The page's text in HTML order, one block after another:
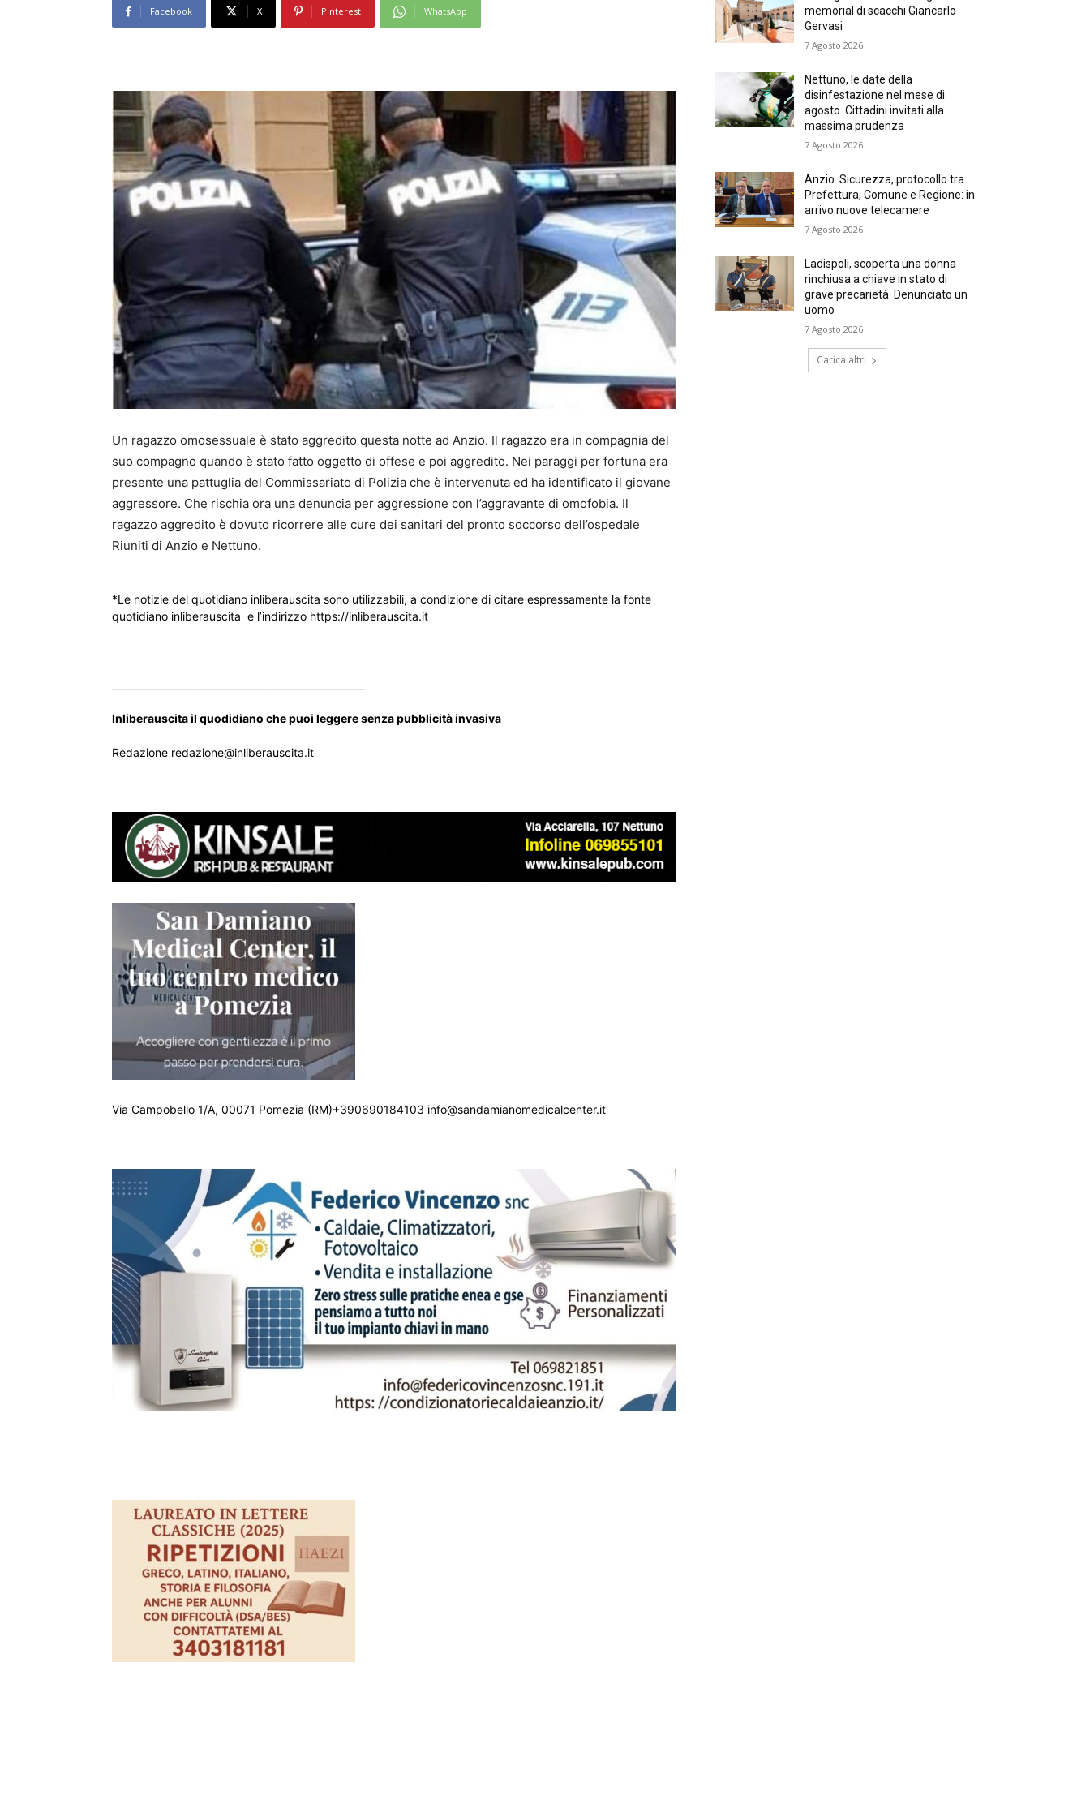
Facebook X Pinterest WhatsApp
Un ragazzo omosessuale è stato aggredito questa notte ad Anzio. Il ragazzo era in compagnia del
suo compagno quando è stato fatto oggetto di offese e poi aggredito. Nei paraggi per fortuna era
presente una pattuglia del Commissariato di Polizia che è intervenuta ed ha identificato il giovane
aggressore. Che rischia ora una denuncia per aggressione con l’aggravante di omofobia. Il
ragazzo aggredito è dovuto ricorrere alle cure dei sanitari del pronto soccorso dell’ospedale
Riuniti di Anzio e Nettuno.
*Le notizie del quotidiano inliberauscita sono utilizzabili, a condizione di citare espressamente la fonte
quotidiano inliberauscita e l’indirizzo https://inliberauscita.it
Inliberauscita il quodidiano che puoi leggere senza pubblicità invasiva
Redazione redazione@inliberauscita.it
Via Campobello 1/A, 00071 Pomezia (RM)+390690184103 info@sandamianomedicalcenter.it
memorial di scacchi Giancarlo
Gervasi
7 Agosto 2026
Nettuno, le date della
disinfestazione nel mese di
agosto. Cittadini invitati alla
massima prudenza
7 Agosto 2026
Anzio. Sicurezza, protocollo tra
Prefettura, Comune e Regione: in
arrivo nuove telecamere
7 Agosto 2026
Ladispoli, scoperta una donna
rinchiusa a chiave in stato di
grave precarietà. Denunciato un
uomo
7 Agosto 2026
Carica altri